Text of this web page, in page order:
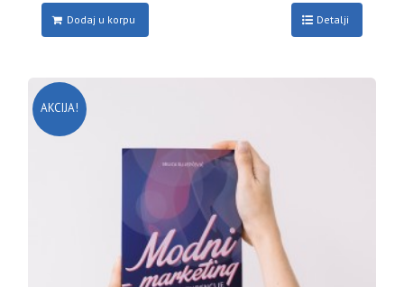
Dodaj u korpu Detalji
AKCIJA!